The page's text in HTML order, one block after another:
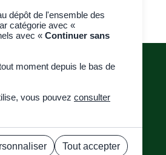
&
EN LIGNE)
dépôt de l'ensemble des
catégorie avec «
avec « Continuer sans
moment depuis le bas de
vous pouvez consulter
Tout accepter